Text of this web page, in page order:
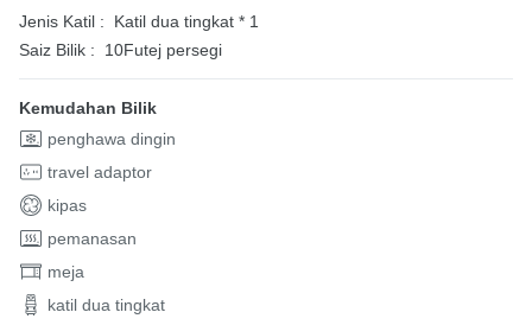
Jenis Katil :
Katil dua tingkat * 1
Saiz Bilik :
10Futej persegi
Kemudahan Bilik
penghawa dingin
travel adaptor
kipas
pemanasan
meja
katil dua tingkat